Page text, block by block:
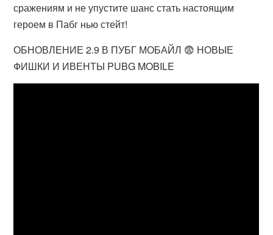
сражениям и не упустите шанс стать настоящим
героем в Пабг нью стейт!
ОБНОВЛЕНИЕ 2.9 В ПУБГ МОБАЙЛ 😨 НОВЫЕ
ФИШКИ И ИВЕНТЫ PUBG MOBILE